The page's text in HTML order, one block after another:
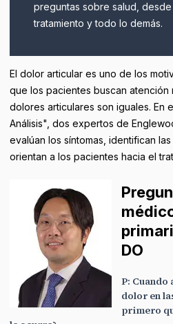
preguntas sobre salud,
tratamiento y todo lo demás.
El dolor articular es uno de los
que los pacientes buscan
dolores articulares son iguales. En
Análisis", dos expertos de
evalúan los síntomas, identifican
orientan a los pacientes hacia el
DO
P: Cuando
dolor en
primero